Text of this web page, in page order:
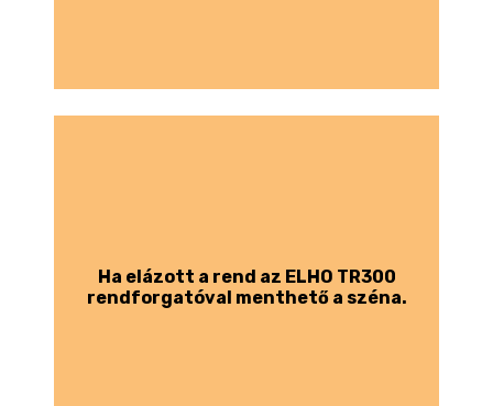
Ha elázott a rend az ELHO TR300
rendforgatóval menthető a széna.